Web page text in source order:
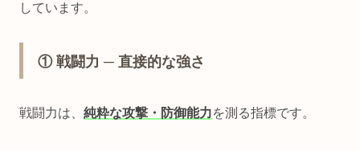
しています。
① 戦闘力 ─ 直接的な強さ
戦闘力は、 純粋な攻撃・防御能力を測る指標です。